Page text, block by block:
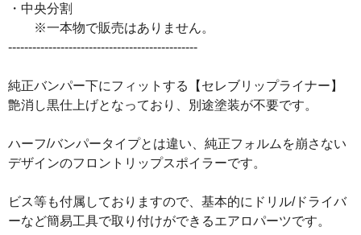
・中央分割
※一本物で販売はありません。
-----------------------------------------------
純正バンパー下にフィットする【セレブリップライナー】
艶消し黒仕上げとなっており、別途塗装が不要です。
ハーフ/バンパータイプとは違い、純正フォルムを崩さない
デザインのフロントリップスポイラーです。
ビス等も付属しておりますので、基本的にドリル/ドライバ
ーなど簡易工具で取り付けができるエアロパーツです。